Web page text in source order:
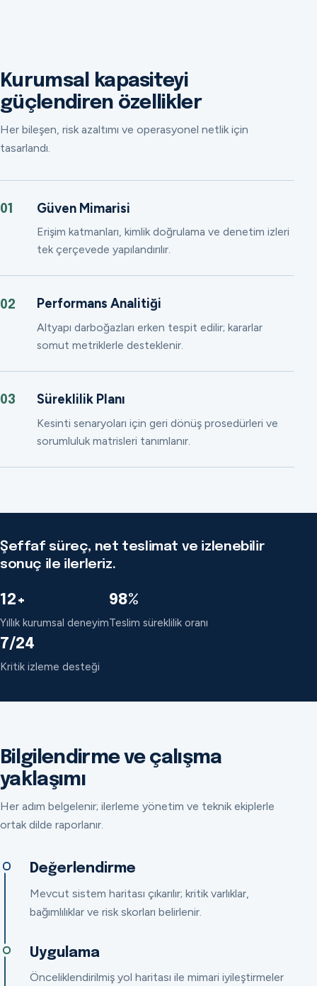
Kurumsal kapasiteyi
güçlendiren özellikler
Her bileşen, risk azaltımı ve operasyonel netlik için
tasarlandı.
01 Güven Mimarisi
Erişim katmanları, kimlik doğrulama ve denetim izleri
tek çerçevede yapılandırılır.
02 Performans Analitiği
Altyapı darboğazları erken tespit edilir; kararlar
somut metriklerle desteklenir.
03 Süreklilik Planı
Kesinti senaryoları için geri dönüş prosedürleri ve
sorumluluk matrisleri tanımlanır.
Şeffaf süreç, net teslimat ve izlenebilir
sonuç ile ilerleriz.
12+
Yıllık kurumsal deneyim
98%
Teslim süreklilik oranı
7/24
Kritik izleme desteği
Bilgilendirme ve çalışma
yaklaşımı
Her adım belgelenir; ilerleme yönetim ve teknik ekiplerle
ortak dilde raporlanır.
Değerlendirme
Mevcut sistem haritası çıkarılır; kritik varlıklar,
bağımlılıklar ve risk skorları belirlenir.
Uygulama
Önceliklendirilmiş yol haritası ile mimari iyileştirmeler